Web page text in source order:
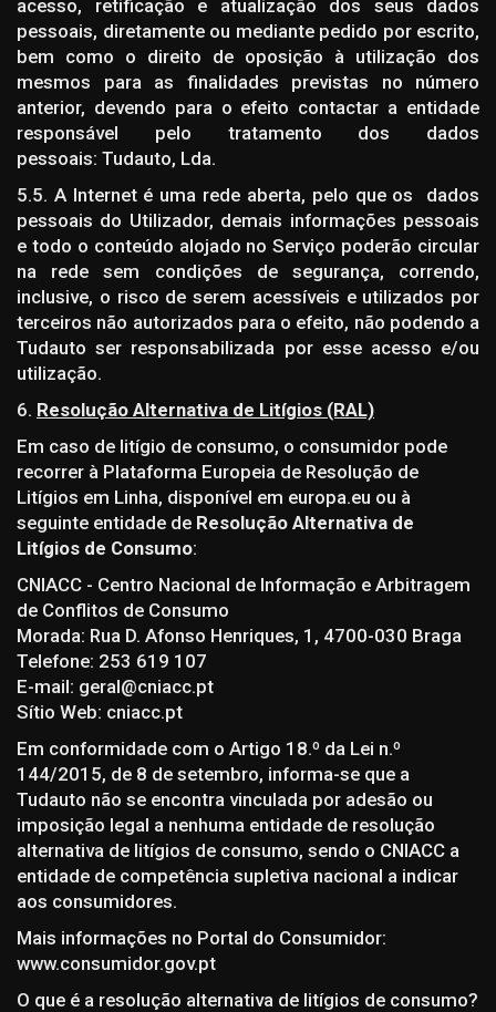
acesso, retificação e atualização dos seus dados
pessoais, diretamente ou mediante pedido por escrito,
bem como o direito de oposição à utilização dos
mesmos para as finalidades previstas no número
anterior, devendo para o efeito contactar a entidade
responsável pelo tratamento dos dados
pessoais: Tudauto, Lda.
5.5. A Internet é uma rede aberta, pelo que os dados
pessoais do Utilizador, demais informações pessoais
e todo o conteúdo alojado no Serviço poderão circular
na rede sem condições de segurança, correndo,
inclusive, o risco de serem acessíveis e utilizados por
terceiros não autorizados para o efeito, não podendo a
Tudauto ser responsabilizada por esse acesso e/ou
utilização.
6. Resolução Alternativa de Litígios (RAL)
Em caso de litígio de consumo, o consumidor pode
recorrer à Plataforma Europeia de Resolução de
Litígios em Linha, disponível em europa.eu ou à
seguinte entidade de Resolução Alternativa de
Litígios de Consumo:
CNIACC - Centro Nacional de Informação e Arbitragem
de Conflitos de Consumo
Morada: Rua D. Afonso Henriques, 1, 4700-030 Braga
Telefone: 253 619 107
E-mail: geral@cniacc.pt
Sítio Web: cniacc.pt
Em conformidade com o Artigo 18.º da Lei n.º
144/2015, de 8 de setembro, informa-se que a
Tudauto não se encontra vinculada por adesão ou
imposição legal a nenhuma entidade de resolução
alternativa de litígios de consumo, sendo o CNIACC a
entidade de competência supletiva nacional a indicar
aos consumidores.
Mais informações no Portal do Consumidor:
www.consumidor.gov.pt
O que é a resolução alternativa de litígios de consumo?